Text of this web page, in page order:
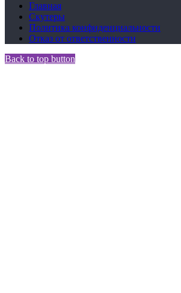
Главная
Скутеры
Политика конфиденциальности
Отказ от ответственности
Back to top button